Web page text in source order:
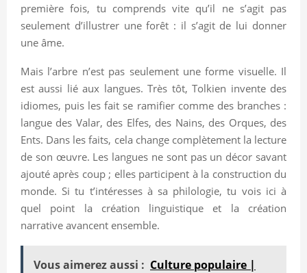
première fois, tu comprends vite qu’il ne s’agit pas
seulement d’illustrer une forêt : il s’agit de lui donner
une âme.
Mais l’arbre n’est pas seulement une forme visuelle. Il
est aussi lié aux langues. Très tôt, Tolkien invente des
idiomes, puis les fait se ramifier comme des branches :
langue des Valar, des Elfes, des Nains, des Orques, des
Ents. Dans les faits, cela change complètement la lecture
de son œuvre. Les langues ne sont pas un décor savant
ajouté après coup ; elles participent à la construction du
monde. Si tu t’intéresses à sa philologie, tu vois ici à
quel point la création linguistique et la création
narrative avancent ensemble.
Vous aimerez aussi : Culture populaire |